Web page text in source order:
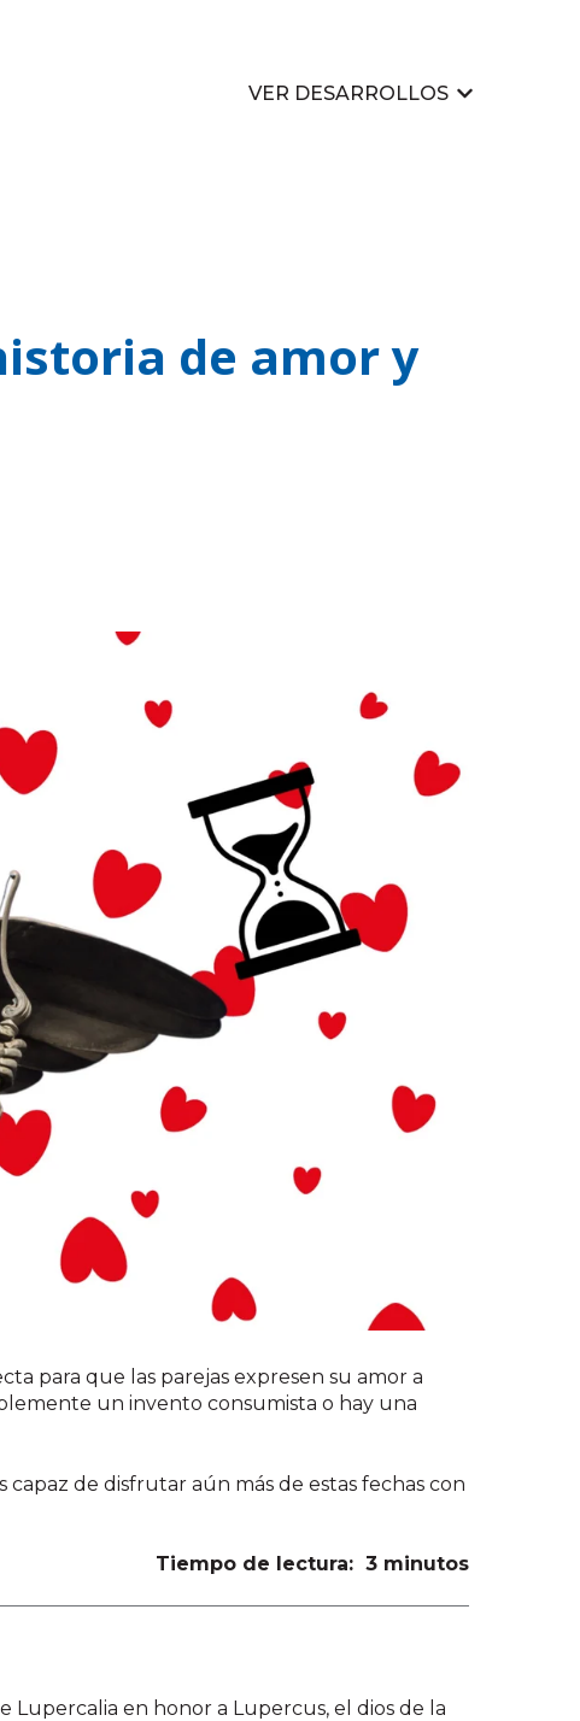
VER DESARROLLOS
Mostrar
de amor y
para que las parejas expresen su amor a
un invento consumista o hay una
de disfrutar aún más de estas fechas con
Tiempo de lectura: 3 minutos
Lupercalia en honor a Lupercus, el dios de la